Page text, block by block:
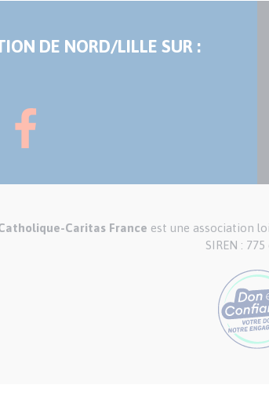
DE NORD/LILLE SUR :
Caritas France est une association
SIREN :